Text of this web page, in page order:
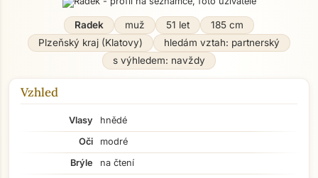
Radek muž 51 let
185 cm
Plzeňský kraj (Klatovy)
hledám vztah: partnerský
s výhledem: navždy
Vzhled
Vlasy
hnědé
Oči
modré
Brýle
na čtení